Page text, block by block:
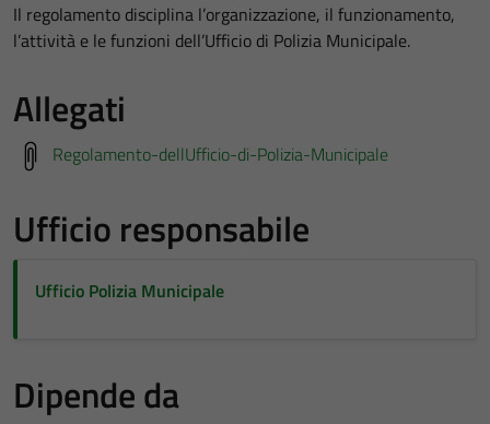
Il regolamento disciplina l’organizzazione, il funzionamento,
l’attività e le funzioni dell’Ufficio di Polizia Municipale.
Allegati
Regolamento-dellUfficio-di-Polizia-Municipale
Ufficio responsabile
Ufficio Polizia Municipale
Dipende da